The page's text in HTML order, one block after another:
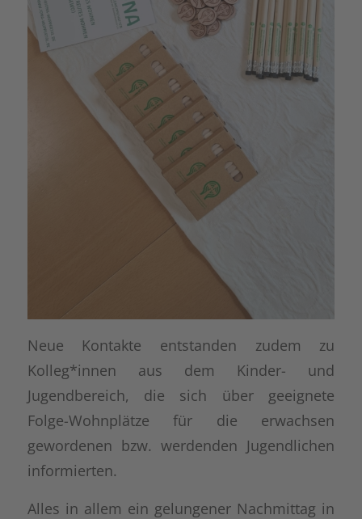
Neue Kontakte entstanden zudem zu
Kolleg*innen aus dem Kinder- und
Jugendbereich, die sich über geeignete
Folge-Wohnplätze für die erwachsen
gewordenen bzw. werdenden Jugendlichen
informierten.
Alles in allem ein gelungener Nachmittag in